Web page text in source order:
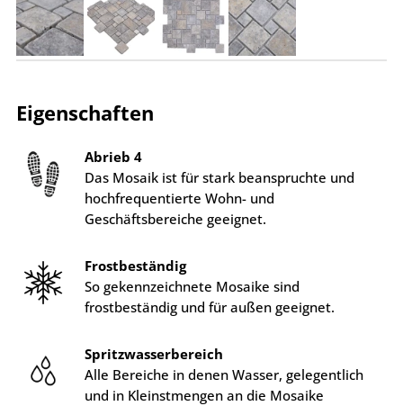
Eigenschaften
Abrieb 4
Das Mosaik ist für stark beanspruchte und
hochfrequentierte Wohn- und
Geschäftsbereiche geeignet.
Frostbeständig
So gekennzeichnete Mosaike sind
frostbeständig und für außen geeignet.
Spritzwasserbereich
Alle Bereiche in denen Wasser, gelegentlich
und in Kleinstmengen an die Mosaike